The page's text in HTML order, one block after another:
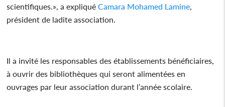
scientifiques.», a expliqué Camara Mohamed Lamine
président de ladite association.
Il a invité les responsables des établissements bénéficiaires,
à ouvrir des bibliothèques qui seront alimentées en
ouvrages par leur association durant l’année scolaire.